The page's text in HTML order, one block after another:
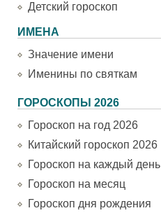
Детский гороскоп
ИМЕНА
Значение имени
Именины по святкам
ГОРОСКОПЫ 2026
Гороскоп на год 2026
Китайский гороскоп 2026
Гороскоп на каждый день
Гороскоп на месяц
Гороскоп дня рождения